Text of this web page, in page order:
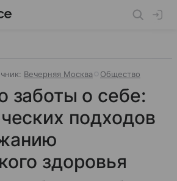
Вечерняя Москва Общество
заботы о себе:
подходов
здоровья